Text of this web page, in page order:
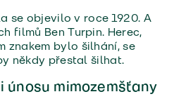
se objevilo v roce 1920. A
filmů Ben Turpin. Herec,
znakem bylo šilhání, se
někdy přestal šilhat.
únosu mimozemšťany